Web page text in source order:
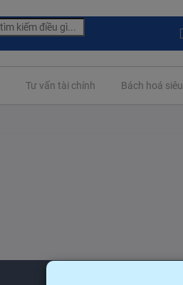
Tư vấn tài chính Bách hoá